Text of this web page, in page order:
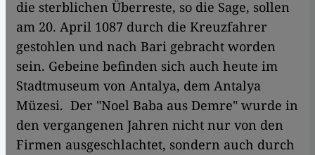
die sterblichen Überreste, so die Sage, sollen
am 20. April 1087 durch die Kreuzfahrer
gestohlen und nach Bari gebracht worden
sein. Gebeine befinden sich auch heute im
Stadtmuseum von Antalya, dem Antalya
Müzesi. ​​ Der "Noel Baba aus Demre" wurde in
den vergangenen Jahren nicht nur von den
Firmen ausgeschlachtet, sondern auch durch